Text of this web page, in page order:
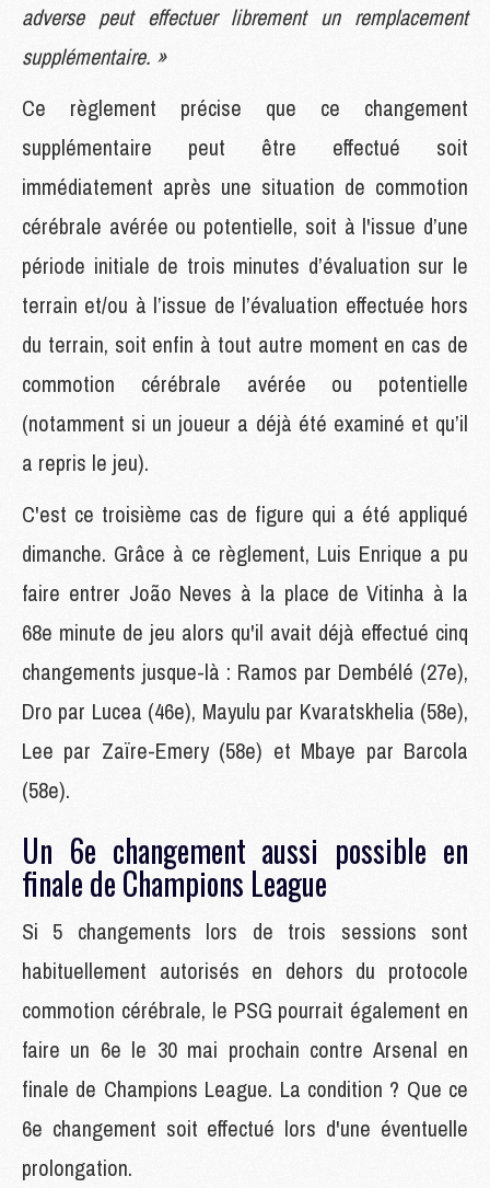
adverse peut effectuer librement un remplacement
supplémentaire. »
Ce règlement précise que ce changement
supplémentaire peut être effectué soit
immédiatement après une situation de commotion
cérébrale avérée ou potentielle, soit à l'issue d’une
période initiale de trois minutes d’évaluation sur le
terrain et/ou à l’issue de l’évaluation effectuée hors
du terrain, soit enfin à tout autre moment en cas de
commotion cérébrale avérée ou potentielle
(notamment si un joueur a déjà été examiné et qu’il
a repris le jeu).
C'est ce troisième cas de figure qui a été appliqué
dimanche. Grâce à ce règlement, Luis Enrique a pu
faire entrer João Neves à la place de Vitinha à la
68e minute de jeu alors qu'il avait déjà effectué cinq
changements jusque-là : Ramos par Dembélé (27e),
Dro par Lucea (46e), Mayulu par Kvaratskhelia (58e),
Lee par Zaïre-Emery (58e) et Mbaye par Barcola
(58e).
Un 6e changement aussi possible en
finale de Champions League
Si 5 changements lors de trois sessions sont
habituellement autorisés en dehors du protocole
commotion cérébrale, le PSG pourrait également en
faire un 6e le 30 mai prochain contre Arsenal en
finale de Champions League. La condition ? Que ce
6e changement soit effectué lors d'une éventuelle
prolongation.